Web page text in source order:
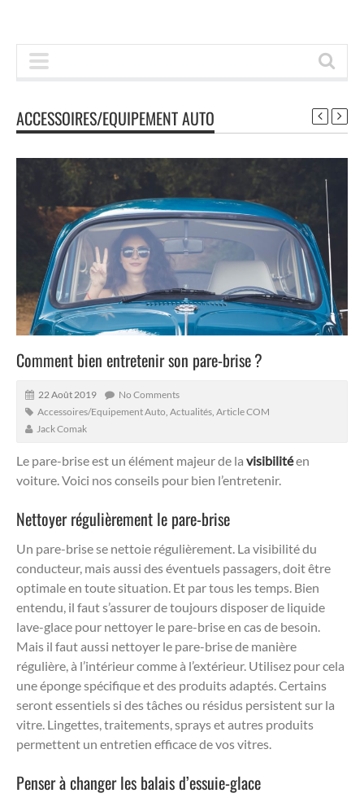
ACCESSOIRES/EQUIPEMENT AUTO
Comment bien entretenir son pare-brise ?
22 Août 2019
No Comments
Accessoires/Equipement Auto Actualités Article COM
Jack Comak
Le pare-brise est un élément majeur de la visibilitéen
voiture. Voici nos conseils pour bien l’entretenir.
Nettoyer régulièrement le pare-brise
Un pare-brise se nettoie régulièrement. La visibilité du
conducteur, mais aussi des éventuels passagers, doit être
optimale en toute situation. Et par tous les temps. Bien
entendu, il faut s’assurer de toujours disposer de liquide
lave-glace pour nettoyer le pare-brise en cas de besoin.
Mais il faut aussi nettoyer le pare-brise de manière
régulière, à l’intérieur comme à l’extérieur. Utilisez pour cela
une éponge spécifique et des produits adaptés. Certains
seront essentiels si des tâches ou résidus persistent sur la
vitre. Lingettes, traitements, sprays et autres produits
permettent un entretien efficace de vos vitres.
Penser à changer les balais d’essuie-glace